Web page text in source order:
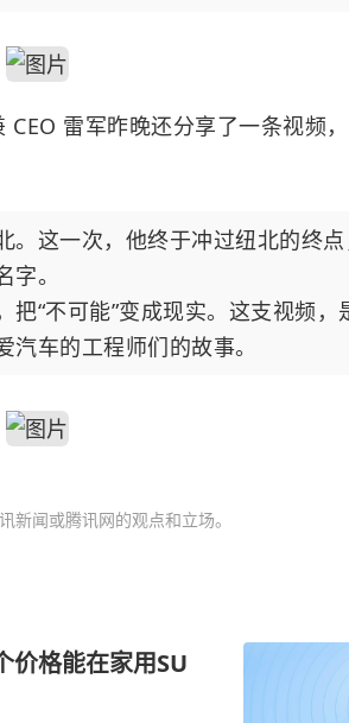
CEO 雷军昨晚还分享了一条视频
。这一次，他终于冲过纽北的终
。
“不可能”变成现实。这支视频，
车的工程师们的故事。
新闻或腾讯网的观点和立场。
价格能在家用SU